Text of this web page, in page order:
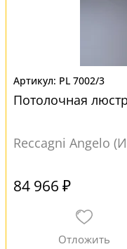
PL 7002/3
Потолочная
Reccagni Angelo
84 966 ₽